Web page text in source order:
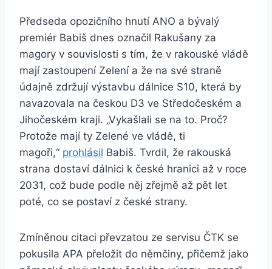
Předseda opozičního hnutí ANO a bývalý
premiér Babiš dnes označil Rakušany za
magory v souvislosti s tím, že v rakouské vládě
mají zastoupení Zelení a že na své straně
údajně zdržují výstavbu dálnice S10, která by
navazovala na českou D3 ve Středočeském a
Jihočeském kraji. „Vykašlali se na to. Proč?
Protože mají ty Zelené ve vládě, ti
magoři,“ prohlásil Babiš. Tvrdil, že rakouská
strana dostaví dálnici k české hranici až v roce
2031, což bude podle něj zřejmě až pět let
poté, co se postaví z české strany.
Zmíněnou citaci převzatou ze servisu ČTK se
pokusila APA přeložit do němčiny, přičemž jako